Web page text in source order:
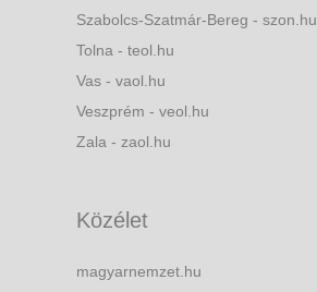
Szabolcs-Szatmár-Bereg - szon.hu
Tolna - teol.hu
Vas - vaol.hu
Veszprém - veol.hu
Zala - zaol.hu
Közélet
magyarnemzet.hu